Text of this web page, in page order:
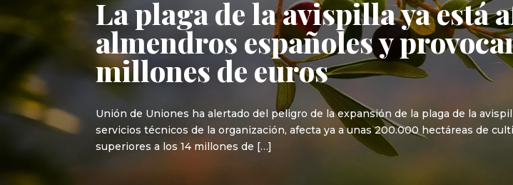
La plaga de la avispilla ya está
almendros españoles y
millones de euros
Unión de Uniones ha alertado del peligro de la expansión de la plaga de la
servicios técnicos de la organización, afecta ya a unas 200.000 hectáreas de
superiores a los 14 millones de […]